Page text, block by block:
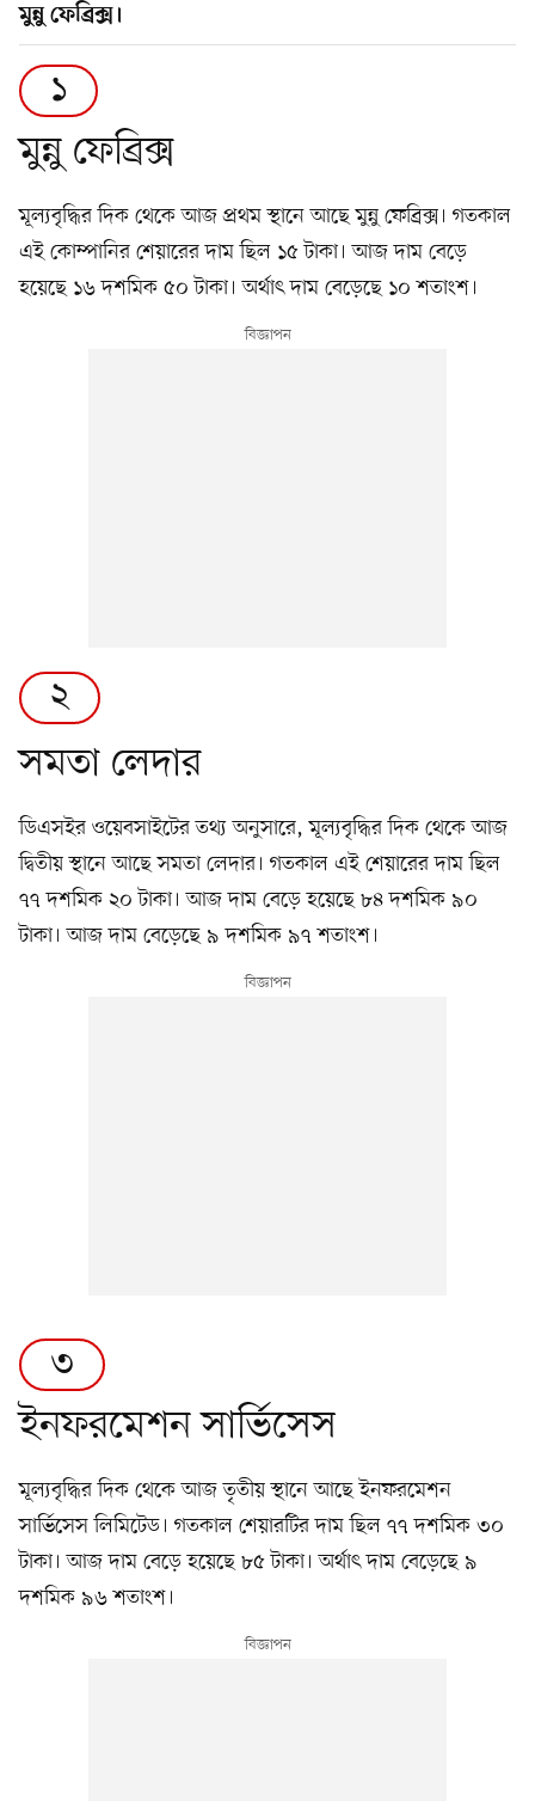
মুন্নু ফেব্রিক্স।
১
মুন্নু ফেব্রিক্স
মূল্যবৃদ্ধির দিক থেকে আজ প্রথম স্থানে আছে মুন্নু ফেব্রিক্স। গতকাল
এই কোম্পানির শেয়ারের দাম ছিল ১৫ টাকা। আজ দাম বেড়ে
হয়েছে ১৬ দশমিক ৫০ টাকা। অর্থাৎ দাম বেড়েছে ১০ শতাংশ।
২
সমতা লেদার
ডিএসইর ওয়েবসাইটের তথ্য অনুসারে, মূল্যবৃদ্ধির দিক থেকে আজ
দ্বিতীয় স্থানে আছে সমতা লেদার। গতকাল এই শেয়ারের দাম ছিল
৭৭ দশমিক ২০ টাকা। আজ দাম বেড়ে হয়েছে ৮৪ দশমিক ৯০
টাকা। আজ দাম বেড়েছে ৯ দশমিক ৯৭ শতাংশ।
৩
ইনফরমেশন সার্ভিসেস
মূল্যবৃদ্ধির দিক থেকে আজ তৃতীয় স্থানে আছে ইনফরমেশন
সার্ভিসেস লিমিটেড। গতকাল শেয়ারটির দাম ছিল ৭৭ দশমিক ৩০
টাকা। আজ দাম বেড়ে হয়েছে ৮৫ টাকা। অর্থাৎ দাম বেড়েছে ৯
দশমিক ৯৬ শতাংশ।